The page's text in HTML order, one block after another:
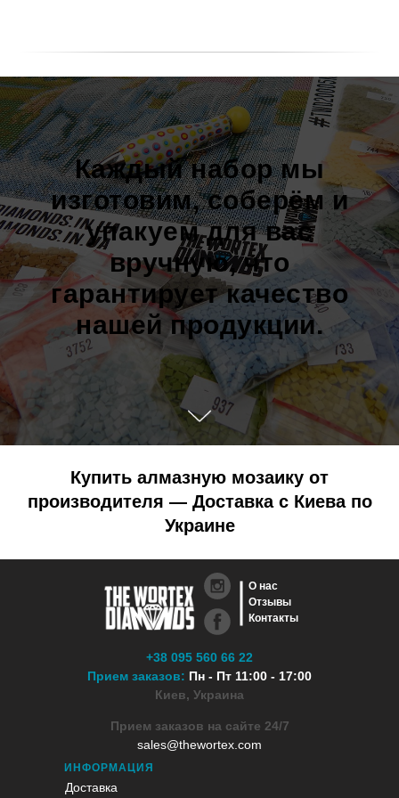
Каждый набор мы
изготовим, соберём и
упакуем для вас
вручную, что
гарантирует качество
нашей продукции.
Купить алмазную мозаику от
производителя — Доставка с Киева по
Украине
ИНФОРМАЦИЯ
Доставка
+38 095 560 66 22
Прием заказов: Пн - Пт 11:00 - 17:00
Киев, Украина
Прием заказов на сайте 24/7
sales@thewortex.com
О нас
Отзывы
Контакты